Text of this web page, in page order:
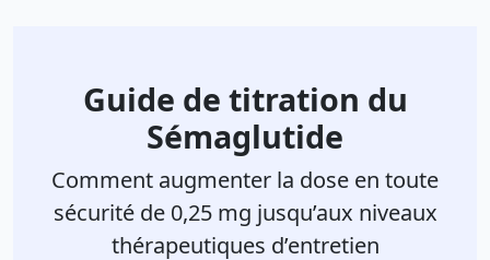
Guide de titration du
Sémaglutide
Comment augmenter la dose en toute
sécurité de 0,25 mg jusqu’aux niveaux
thérapeutiques d’entretien